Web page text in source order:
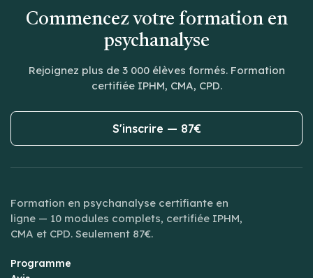
Commencez votre formation en
psychanalyse
Rejoignez plus de 3 000 élèves formés. Formation
certifiée IPHM, CMA, CPD.
S'inscrire — 87€
Formation en psychanalyse certifiante en
ligne — 10 modules complets, certifiée IPHM,
CMA et CPD. Seulement 87€.
Programme